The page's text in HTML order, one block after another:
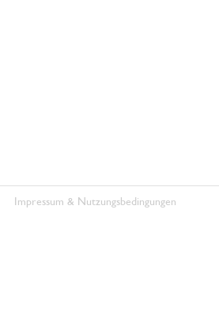
Impressum & Nutzungsbedingungen